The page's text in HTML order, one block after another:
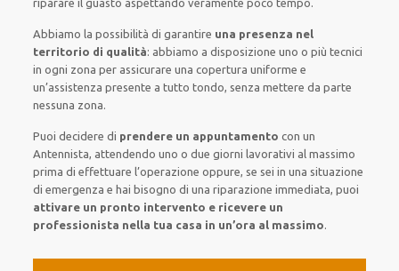
riparare ilguasto aspettando veramente poco tempo.
Abbiamo la possibilità di garantire una presenza nel
territorio di qualità: abbiamo a disposizione uno o piùtecnici
in ogni zona per assicurare una coperturauniforme e
un’assistenza presente atutto tondo, senzamettere da parte
nessuna zona.
Puoi decidere di prendere un appuntamento con un
Antennista, attendendouno o due giorni lavorativi al massimo
prima dieffettuare l’operazione oppure, se sei in una situazione
di emergenza e hai bisogno diuna riparazione immediata, puoi
attivare un pronto intervento e ricevere un
professionista nella tua casa in un’ora al massimo.